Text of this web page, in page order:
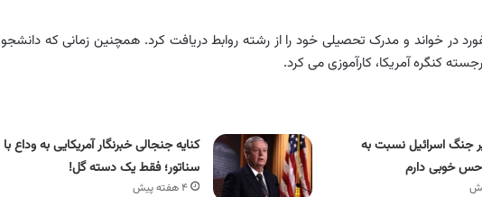
در خواند و مدرک تحصیلی خود را از رشته روابط دریافت کرد. همچنین زمانی که دانشجو
کنگره آمریکا، کارآموزی می کرد.
جنگ اسرائیل نسبت به
حس خوبی دارم
کنایه جنجالی خبرنگار آمریکایی به وداع با
سناتور؛ فقط یک دسته گل!
۴ هفته پیش